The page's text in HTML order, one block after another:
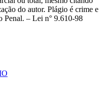
do autor. Plágio é crime e
Penal. – Lei n° 9.610-98